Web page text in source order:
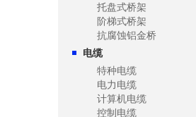
托盘式桥架
阶梯式桥架
抗腐蚀铝金桥
电缆
特种电缆
电力电缆
计算机电缆
控制电缆